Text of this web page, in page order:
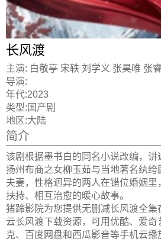
长风渡
主演: 白敬亭 宋轶 刘学义 张昊唯 张睿
导演:
年代:2023
类型: 国产剧
地区:大陆
简介
该剧根据墨书白的同名小说改编，讲
扬州布商之女柳玉茹与当地著名纨绔
夫妻，性格迥异的两人在错位婚姻里
扶持、相互治愈的暖心故事。
猪蹄影院为您提供无删减长风渡全集
云长风渡下载资源，可用优酷、爱
克、百度网盘和西瓜影音等手机云